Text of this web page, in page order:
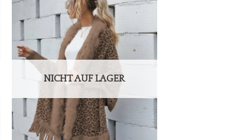
NICHT AUF LAGER